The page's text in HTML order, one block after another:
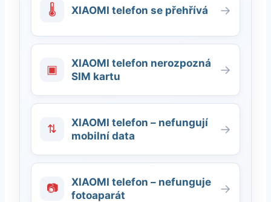
🌡 XIAOMI telefon se přehřívá →
▣
XIAOMI telefon nerozpozná
SIM kartu
→
⇅
XIAOMI telefon – nefungují
mobilní data
→
📷
XIAOMI telefon – nefunguje
fotoaparát
→